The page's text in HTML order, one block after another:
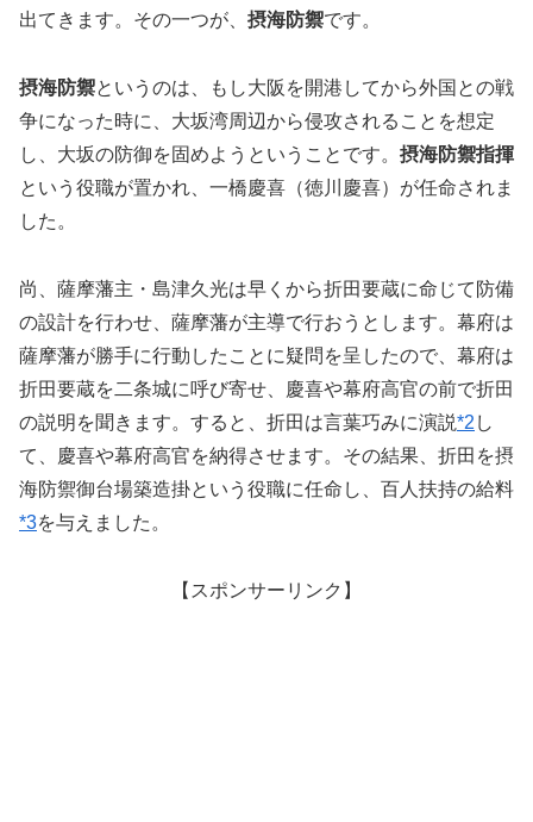
出てきます。その一つが、 摂海防禦です。
摂海防禦というのは、もし大阪を開港してから外国との戦
争になった時に、大坂湾周辺から侵攻されることを想定
し、大坂の防御を固めようということです。 摂海防禦指揮
という役職が置かれ、一橋慶喜（徳川慶喜）が任命されま
した。
尚、薩摩藩主・島津久光は早くから折田要蔵に命じて防備
の設計を行わせ、薩摩藩が主導で行おうとします。幕府は
薩摩藩が勝手に行動したことに疑問を呈したので、幕府は
折田要蔵を二条城に呼び寄せ、慶喜や幕府高官の前で折田
の説明を聞きます。すると、折田は言葉巧みに演説*2 し
て、慶喜や幕府高官を納得させます。その結果、折田を摂
海防禦御台場築造掛という役職に任命し、百人扶持の給料
*3を与えました。
【スポンサーリンク】